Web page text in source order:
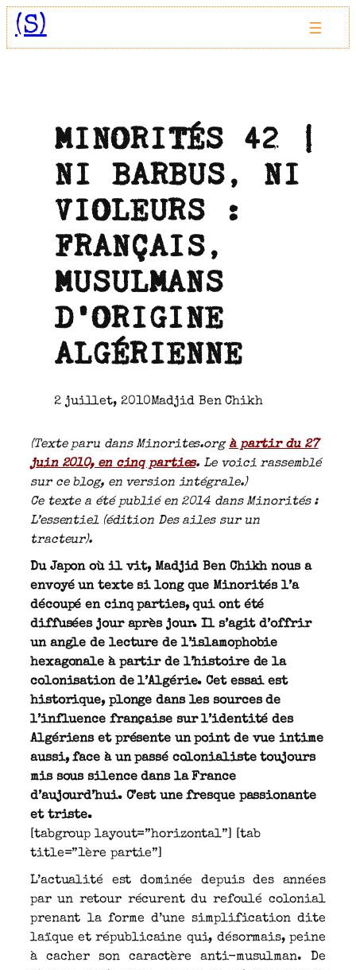
Aller
au(S)
MINORITÉS 42 |
NI BARBUS, NI
VIOLEURS :
FRANÇAIS,
MUSULMANS
D’ORIGINE
ALGÉRIENNE
2 juillet, 2010Madjid Ben Chikh
(Texte paru dans Minorites.org à partir du 27
juin 2010, en cinq parties. Le voici rassemblé
sur ce blog, en version intégrale.)
Ce texte a été publié en 2014 dans Minorités :
L’essentiel (édition Des ailes sur un
tracteur).
Du Japon où il vit, Madjid Ben Chikh nous a
envoyé un texte si long que Minorités l’a
découpé en cinq parties, qui ont été
diffusées jour après jour. Il s’agit d’offrir
un angle de lecture de l’islamophobie
hexagonale à partir de l’histoire de la
colonisation de l’Algérie. Cet essai est
historique, plonge dans les sources de
l’influence française sur l’identité des
Algériens et présente un point de vue intime
aussi, face à un passé colonialiste toujours
mis sous silence dans la France
d’aujourd’hui. C’est une fresque passionante
et triste.
[tabgroup layout=”horizontal”] [tab
title=”1ère partie”]
L’actualité est dominée depuis des années
par un retour récurent du refoulé colonial
prenant la forme d’une simplification dite
laïque et républicaine qui, désormais, peine
à cacher son caractère anti-musulman. De